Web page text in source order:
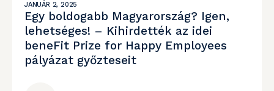
JANUÁR 2, 2025
Egy boldogabb Magyarország? Igen,
lehetséges! – Kihirdették az idei
beneFit Prize for Happy Employees
pályázat győzteseit